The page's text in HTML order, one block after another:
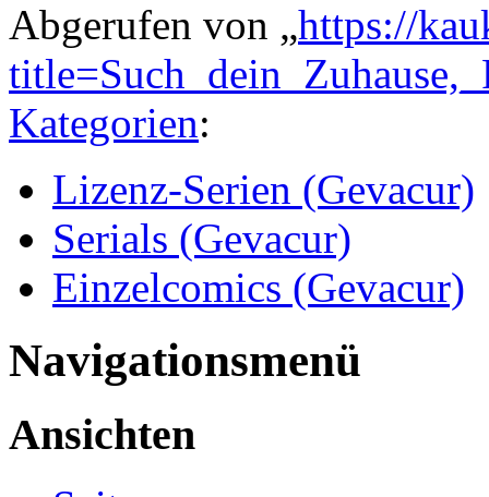
Abgerufen von „https://
Kategorien:
Lizenz-Serien (Gevacur)
Serials (Gevacur)
Einzelcomics (Gevacur)
Navigationsmenü
Ansichten